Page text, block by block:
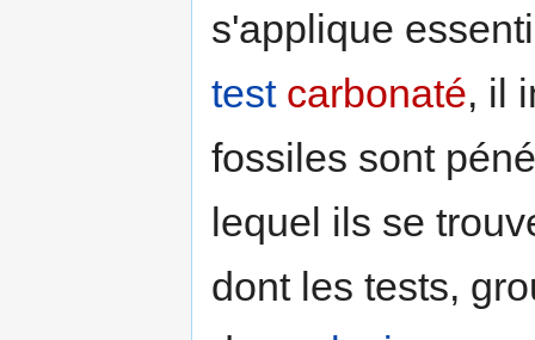
s'applique
test carbonaté, il
fossiles sont
lequel ils se
dont les tests,